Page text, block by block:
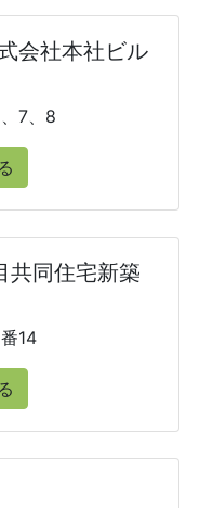
会社本社ビル
7、8
共同住宅新築
14